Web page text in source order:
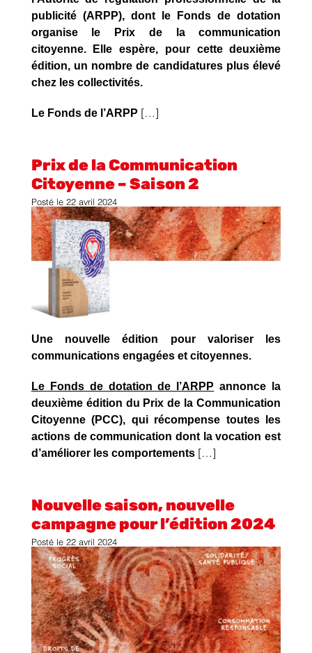
publicité (ARPP), dont le Fonds de dotation
organise le Prix de la communication
citoyenne. Elle espère, pour cette deuxième
édition, un nombre de candidatures plus élevé
chez les collectivités.
Le Fonds de l’ARPP
Prix de la Communication
Citoyenne – Saison 2
Posté le 22 avril 2024
Une nouvelle édition pour valoriser les
communications engagées et citoyennes.
Le Fonds de dotation de l’ARPP annonce la
deuxième édition du Prix de la Communication
Citoyenne (PCC), qui récompense toutes les
actions de communication dont la vocation est
d’améliorer les comportements
Nouvelle saison, nouvelle
campagne pour l’édition 2024
Posté le 22 avril 2024